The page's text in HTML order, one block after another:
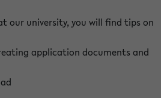
our university, you will find tips on
application documents and